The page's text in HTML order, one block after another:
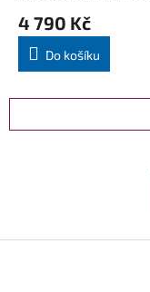
4 790 Kč
Do košíku